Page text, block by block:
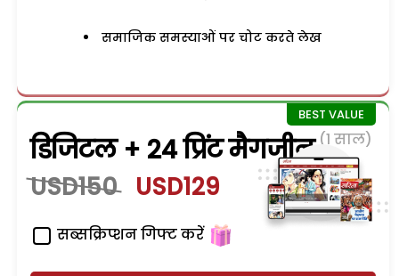
समाजिक समस्याओं पर चोट करते लेख
डिजिटल + 24 प्रिंट मैगजीन (1 साल)
USD150 USD129
सब्सक्रिप्शन गिफ्ट करें